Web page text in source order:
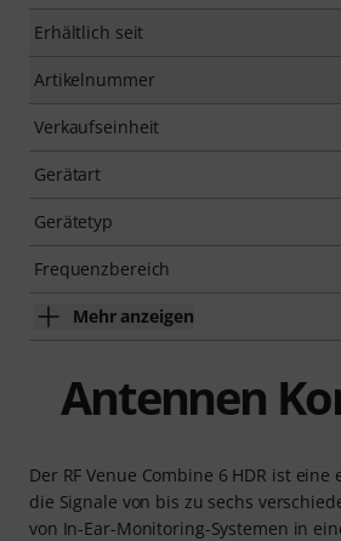
Erhältlich seit
Artikelnummer
Verkaufseinheit
Gerätart
Gerätetyp
Frequenzbereich
Mehr anzeigen
Antennen
Der RF Venue Combine 6 HDR ist
die Signale von bis zu sechs
von In-Ear-Monitoring-Systemen in